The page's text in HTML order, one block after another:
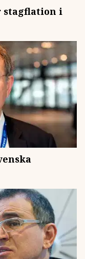
stagflation i